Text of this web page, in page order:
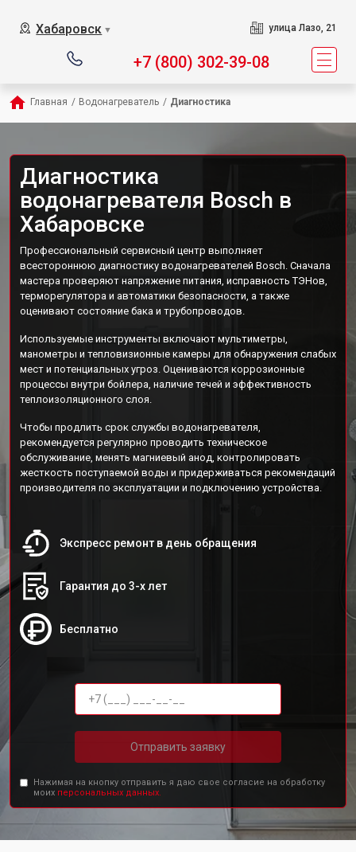
Хабаровск ▼ улица Лазо, 21
+7 (800) 302-39-08
Главная / Водонагреватель / Диагностика
Диагностика
водонагревателя Bosch в
Хабаровске
Профессиональный сервисный центр выполняет
всестороннюю диагностику водонагревателей Bosch. Сначала
мастера проверяют напряжение питания, исправность ТЭНов,
терморегулятора и автоматики безопасности, а также
оценивают состояние бака и трубопроводов.
Используемые инструменты включают мультиметры,
манометры и тепловизионные камеры для обнаружения слабых
мест и потенциальных угроз. Оцениваются коррозионные
процессы внутри бойлера, наличие течей и эффективность
теплоизоляционного слоя.
Чтобы продлить срок службы водонагревателя,
рекомендуется регулярно проводить техническое
обслуживание, менять магниевый анод, контролировать
жесткость поступаемой воды и придерживаться рекомендаций
производителя по эксплуатации и подключению устройства.
Экспресс ремонт в день обращения
Гарантия до 3-х лет
Бесплатно
Отправить заявку
Нажимая на кнопку отправить я даю свое согласие на обработку
моих персональных данных.